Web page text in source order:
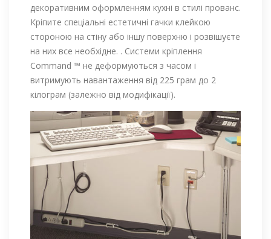
декоративним оформленням кухні в стилі прованс.
Кріпите спеціальні естетичні гачки клейкою
стороною на стіну або іншу поверхню і розвішуєте
на них все необхідне. . Системи кріплення
Command ™ не деформуються з часом і
витримують навантаження від 225 грам до 2
кілограм (залежно від модифікації).